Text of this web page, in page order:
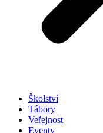
Školství
Tábory
Veřejnost
Eventy